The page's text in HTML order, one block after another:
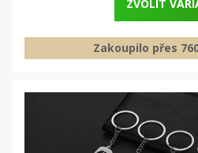
ZVOLIT
Zakoupilo přes